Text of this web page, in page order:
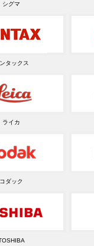
シグマ
タックス
ライカ
コダック